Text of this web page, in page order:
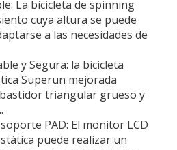
La bicicleta de spinning
cuya altura se puede
a las necesidades de
y Segura: la bicicleta
Superun mejorada
triangular grueso y
PAD: El monitor LCD
puede realizar un